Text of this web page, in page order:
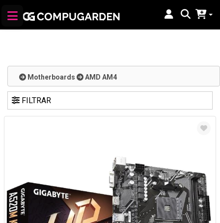
Motherboards AMD AM4
FILTRAR